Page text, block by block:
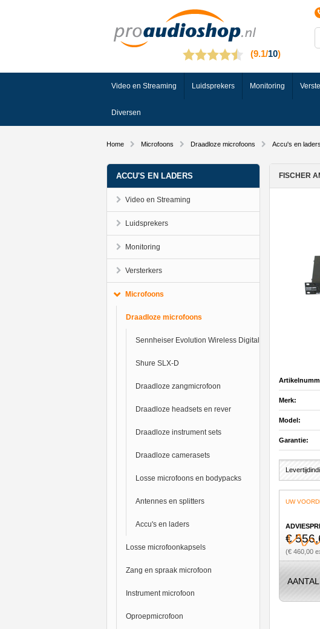
Video en Streaming Luidsprekers Monitoring
Diversen
Home Microfoons Draadloze microfoons Accu's en laders
ACCU'S EN LADERS
Video en Streaming
Luidsprekers
Monitoring
Versterkers
Microfoons
Draadloze microfoons
Sennheiser Evolution Wireless Digital
Shure SLX-D
Draadloze zangmicrofoon
Draadloze headsets en rever
Draadloze instrument sets
Draadloze camerasets
Losse microfoons en bodypacks
Antennes en splitters
Accu's en laders
Losse microfoonkapsels
Zang en spraak microfoon
Instrument microfoon
Oproepmicrofoon
FISCHER
Merk:
Model:
Garantie:
UW
€
(€ 460,00
AANTAL